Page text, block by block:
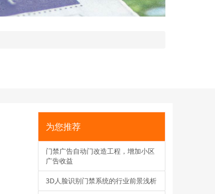
为您推荐
门禁广告自动门改造工程，增加小区
广告收益
3D人脸识别门禁系统的行业前景浅析